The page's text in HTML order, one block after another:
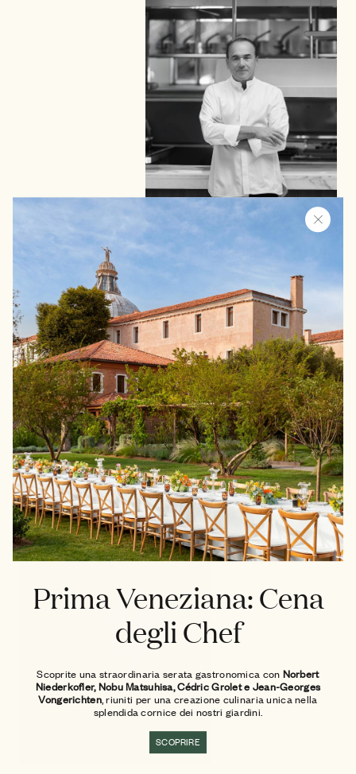
abc kitchens Palladio di Jean-
Georges Vongerichten
Dopo New York, Tokyo e Londra, lo
chef di fama internazionale sceglie
l’Italia per la sua prima sede, nel cuore
del Palladio, la nuova Maison Airelles.
A Venezia,abc Kitchenscelebra i
sapori mediterranei con uno spirito
libero e luminoso. Un luogo vivace e
accogliente, pensato per ritrovarsi in
ogni momento della giornata, dalla
colazione alla cena, in famiglia o con
gli amici.
Prima Veneziana: Cena
degli Chef
Scoprite una straordinaria serata gastronomica con Norbert
Niederkofler, Nobu Matsuhisa, Cédric Grolet e Jean-Georges
Vongerichten, riuniti per una creazione culinaria unica nella
splendida cornice dei nostri giardini.
SCOPRIRE